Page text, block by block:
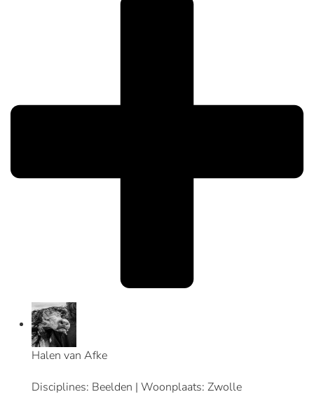
Halen van Afke
Disciplines: Beelden | Woonplaats: Zwolle